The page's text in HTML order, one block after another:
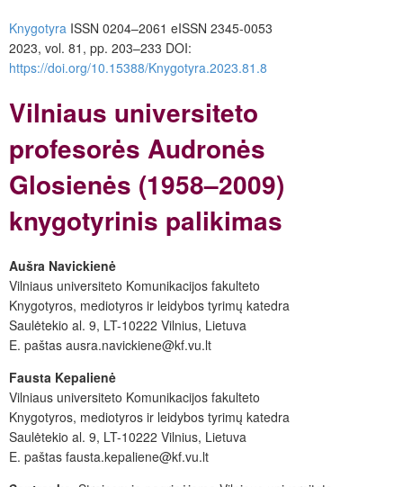
Knygotyra ISSN 0204–2061 eISSN 2345-0053
2023, vol. 81, pp. 203–233 DOI:
https://doi.org/10.15388/Knygotyra.2023.81.8
Vilniaus universiteto
profesorės Audronės
Glosienės (1958–2009)
knygotyrinis palikimas
Aušra Navickienė
Vilniaus universiteto Komunikacijos fakulteto
Knygotyros, mediotyros ir leidybos tyrimų katedra
Saulėtekio al. 9, LT-10222 Vilnius, Lietuva
E. paštas ausra.navickiene@kf.vu.lt
Fausta Kepalienė
Vilniaus universiteto Komunikacijos fakulteto
Knygotyros, mediotyros ir leidybos tyrimų katedra
Saulėtekio al. 9, LT-10222 Vilnius, Lietuva
E. paštas fausta.kepaliene@kf.vu.lt